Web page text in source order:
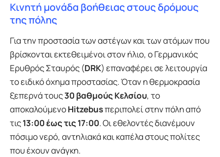
Κινητή μονάδα βοήθειας στους δρόμους
της πόλης
Για την προστασία των αστέγων και των ατόμων που
βρίσκονται εκτεθειμένοι στον ήλιο, ο Γερμανικός
Ερυθρός Σταυρός (DRK) επαναφέρει σε λειτουργία
το ειδικό όχημα προστασίας. Όταν η θερμοκρασία
ξεπερνά τους30 βαθμούς Κελσίου, το
αποκαλούμενοHitzebusπεριπολεί στην πόλη από
τις13:00 έως τις 17:00. Οι εθελοντές διανέμουν
πόσιμο νερό, αντηλιακά και καπέλα στους πολίτες
που έχουν ανάγκη.